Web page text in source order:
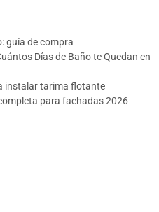
guía de compra
Días de Baño te Quedan en
instalar tarima flotante
para fachadas 2026